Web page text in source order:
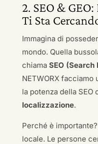
2. SEO &
Ti Sta
Immagina di
mondo. Quella
chiama SEO
NETWORX facciamo
la potenza della
localizzazione.
Perché è
locale. Le persone